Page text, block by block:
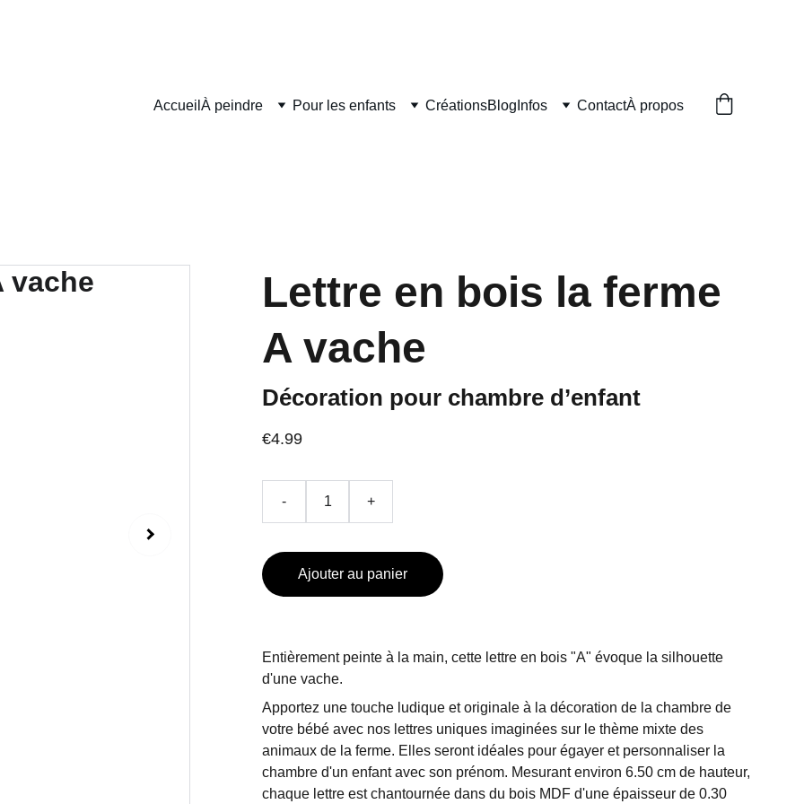
Accueil À peindre Pour les enfants CréationsBlog Infos ContactÀ propos
Lettre en bois la ferme
A vache
Décoration pour chambre d’enfant
€4.99
- +
Ajouter au panier
Entièrement peinte à la main, cette lettre en bois "A" évoque la silhouette
d'une vache.
Apportez une touche ludique et originale à la décoration de la chambre de
votre bébé avec nos lettres uniques imaginées sur le thème mixte des
animaux de la ferme. Elles seront idéales pour égayer et personnaliser la
chambre d'un enfant avec son prénom. Mesurant environ 6.50 cm de hauteur,
chaque lettre est chantournée dans du bois MDF d'une épaisseur de 0.30